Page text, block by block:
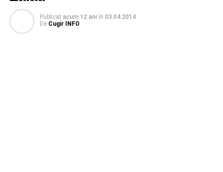
Publicat acum 12 ani în 03.04.2014
De Cugir INFO